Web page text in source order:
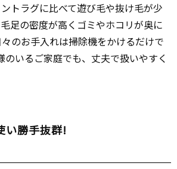
トラグに比べて遊び毛や抜け毛が少
足の密度が高くゴミやホコリが奥に
のお手入れは掃除機をかけるだけで
のいるご家庭でも、丈夫で扱いやすく
い勝手抜群!